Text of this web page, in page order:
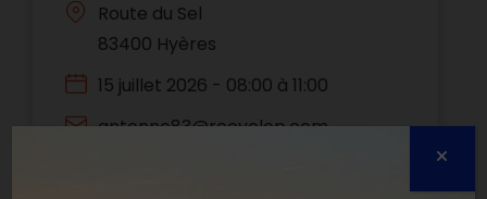
Route du Sel
83400 Hyères
15 juillet 2026 - 08:00 à 11:00
antenne83@recyclop.com